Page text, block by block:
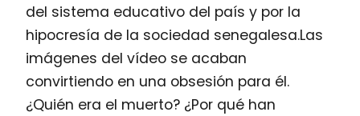
del sistema educativo del país y por la
hipocresía de la sociedad senegalesa.Las
imágenes del vídeo se acaban
convirtiendo en una obsesión para él.
¿Quién era el muerto? ¿Por qué han